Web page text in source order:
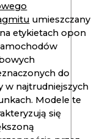
umieszczany
etykietach opon
do
w najtrudniejszych
Modele te
się